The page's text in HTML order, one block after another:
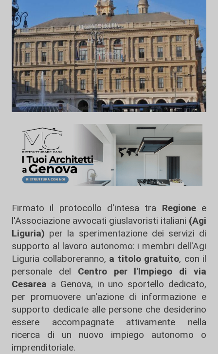
Firmato il protocollo d'intesa tra Regionee
l'Associazione avvocati giuslavoristi italiani (Agi
Liguria) per la sperimentazione dei servizi di
supporto al lavoro autonomo: i membri dell'Agi
Liguria collaboreranno, a titolo gratuito, con il
personale del Centro per l'Impiego di via
Cesarea a Genova, in uno sportello dedicato,
per promuovere un'azione di informazione e
supporto dedicate alle persone che desiderino
essere accompagnate attivamente nella
ricerca di un nuovo impiego autonomo o
imprenditoriale.